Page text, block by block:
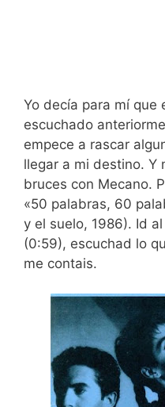
Yo decía para mí que
escuchado
empece a rascar
llegar a mi destino. Y
bruces con Mecano.
«50 palabras, 60
y el suelo, 1986). Id
(0:59), escuchad lo
me contais.